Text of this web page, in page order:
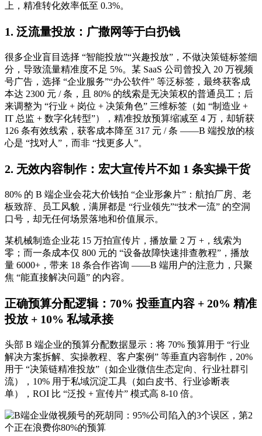
上，精准转化效率低至 0.3%。
1. 泛流量投放：广撒网等于白扔钱
很多企业盲目选择 “智能投放”“兴趣投放”，不做决策链标签细
分，导致流量精准度不足 5%。某 SaaS 公司曾投入 20 万视频
号广告，选择 “企业服务”“办公软件” 等泛标签，最终获客成
本达 2300 元 / 条，且 80% 的线索是无决策权的普通员工；后
来调整为 “行业 + 岗位 + 决策角色” 三维标签（如 “制造业 +
IT 总监 + 数字化转型”），精准投放预算缩减至 4 万，却斩获
126 条有效线索，获客成本降至 317 元 / 条 ——B 端投放的核
心是 “找对人”，而非 “找更多人”。
2. 无效内容制作：宏大宣传片不如 1 条实操干货
80% 的 B 端企业会花大价钱拍 “企业形象片”：航拍厂房、老
板致辞、员工风貌，满屏都是 “行业领先”“技术一流” 的空洞
口号，却无任何场景落地和价值展示。
某机械制造企业花 15 万拍宣传片，播放量 2 万 +，线索为
零；而一条成本仅 800 元的 “设备故障快速排查教程”，播放
量 6000+，带来 18 条合作咨询 ——B 端用户的注意力，只聚
焦 “能直接解决问题” 的内容。
正确预算分配逻辑：70% 投垂直内容 + 20% 精准
投放 + 10% 私域承接
头部 B 端企业的预算分配数据显示：将 70% 预算用于 “行业
解决方案拆解、实操教程、客户案例” 等垂直内容制作，20%
用于 “决策链精准投放”（如企业微信生态定向、行业社群引
流），10% 用于私域沉淀工具（如白皮书、行业诊断表
单），ROI 比 “泛投 + 宣传片” 模式高 8-10 倍。